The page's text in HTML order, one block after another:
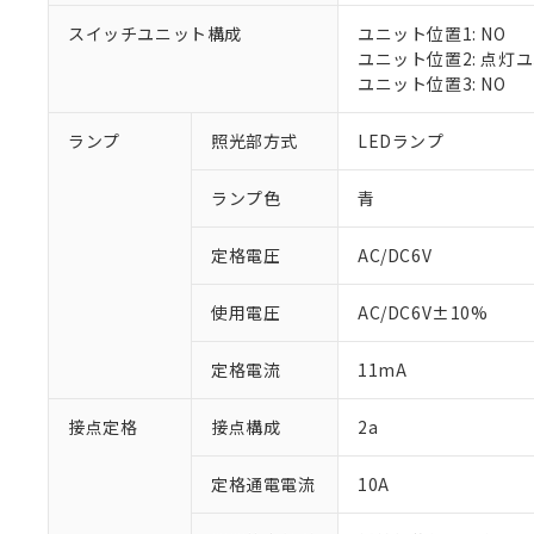
スイッチユニット構成
ユニット位置1: NO
ユニット位置2: 点灯
ユニット位置3: NO
ランプ 照光部方式 LEDランプ
ランプ色 青
定格電圧 AC/DC6V
使用電圧 AC/DC6V±10%
定格電流 11mA
接点定格 接点構成 2a
定格通電電流 10A
ご利用条件
以下の条件をお読
当社制御機
在庫状況お
のであり、
い。
当社販売員
ている必要
対応予定：EU
対応予定なし：
調査・確認中：
非該当品：ライセ
仕入先様の事情に
があります。
六価クロム(Cr(Ⅵ))
ル（DBP） 1000ppm
但し、RoHS指令で産業
フタル酸エステル類の
※2 対応予定月
※1 中国
「－」：未確認で
*中国RoHS10物質の基
Pb(鉛) :1000ppm、 Hg(
Cr(Ⅵ)(六価クロム) :
DBP(フタル酸ジブチル
「ｅ」：有害物質
う）を輸出
などの必要な
ます。
当社は貴社
当社は、貴
記
号
○ 一定数
△ 一定数
－
在庫な